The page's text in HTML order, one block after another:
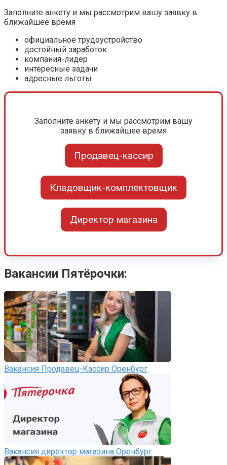
Заполните анкету и мы рассмотрим вашу заявку в
ближайшее время
официальное трудоустройство
достойный заработок
компания-лидер
интересные задачи
адресные льготы
Заполните анкету и мы рассмотрим вашу
заявку в ближайшее время
Продавец-кассир
Кладовщик-комплектовщик
Директор магазина
Вакансии Пятёрочки:
Вакансия Продавец-Кассир Оренбург
Вакансия директор магазина Оренбург